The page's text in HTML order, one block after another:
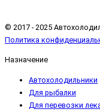
© 2017 - 2025
Политика
Назначение
Автохолодильники
Для рыбалки
Для перевозки